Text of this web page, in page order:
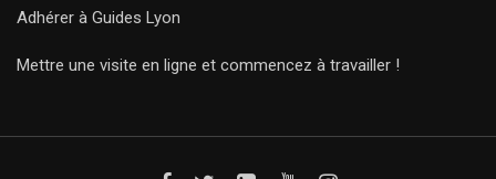
Adhérer à Guides Lyon
Mettre une visite en ligne et commencez à travailler !